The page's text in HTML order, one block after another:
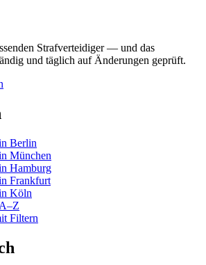
Strafverteidiger — und das
und täglich auf Änderungen geprüft.
Berlin
München
Hamburg
Frankfurt
Köln
Filtern